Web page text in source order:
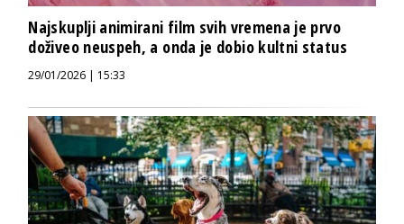
Najskuplji animirani film svih vremena je prvo
doživeo neuspeh, a onda je dobio kultni status
29/01/2026 | 15:33